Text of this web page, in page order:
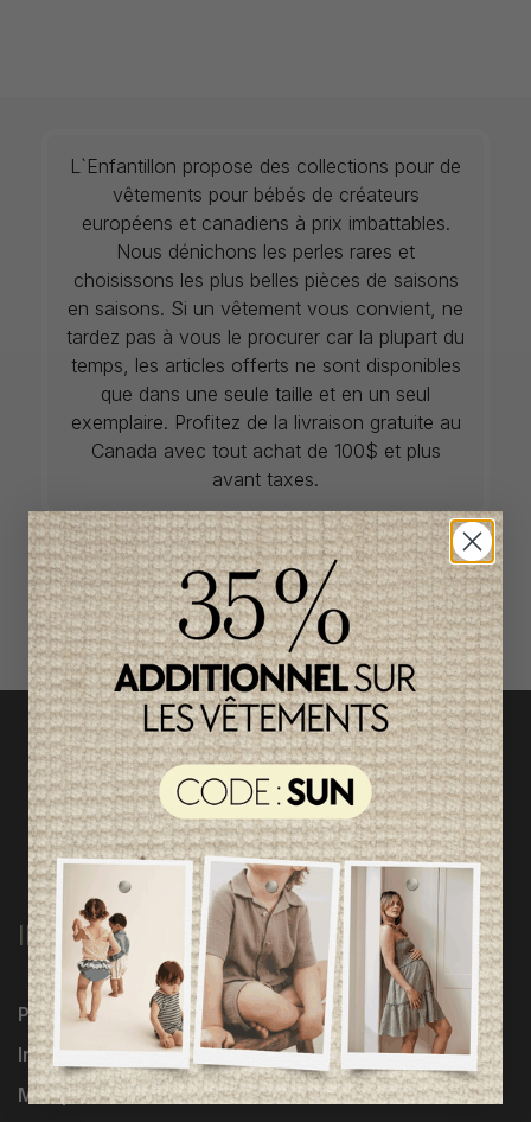
L`Enfantillon propose des collections pour de
vêtements pour bébés de créateurs
européens et canadiens à prix imbattables.
Nous dénichons les perles rares et
choisissons les plus belles pièces de saisons
en saisons. Si un vêtement vous convient, ne
tardez pas à vous le procurer car la plupart du
temps, les articles offerts ne sont disponibles
que dans une seule taille et en un seul
exemplaire. Profitez de la livraison gratuite au
Canada avec tout achat de 100$ et plus
avant taxes.
ACCÈS RAPIDE
magasinez par catégorie
INFORMATIONS
Programme Loyauté
Influenceuses
Marques